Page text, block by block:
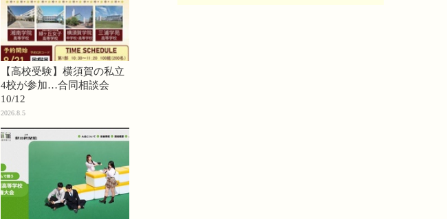
【高校受験】横須賀の私立
4校が参加…合同相談会
10/12
2026.8.5